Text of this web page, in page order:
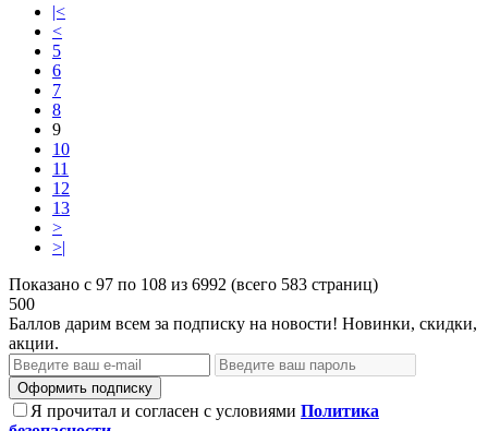
|<
<
5
6
7
8
9
10
11
12
13
>
>|
Показано с 97 по 108 из 6992 (всего 583 страниц)
500
Баллов дарим всем за подписку на новости! Новинки, скидки,
акции.
Оформить подписку
Я прочитал и согласен с условиями Политика